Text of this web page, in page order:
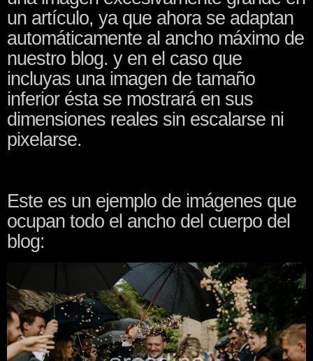
un artículo, ya que ahora se adaptan
automáticamente al ancho máximo de
nuestro blog. y en el caso que
incluyas una imagen de tamaño
inferior ésta se mostrará en sus
dimensiones reales sin escalarse ni
pixelarse.
Este es un ejemplo de imágenes que
ocupan todo el ancho del cuerpo del
blog: